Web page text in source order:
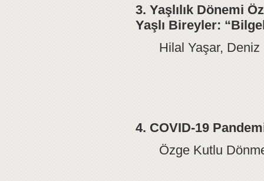
3. Yaşlılık Dönemi
Yaşlı Bireyler:
Hilal Yaşar,
4. COVID-19
Özge Kutlu